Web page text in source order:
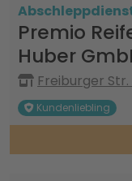
Premio
Huber
Freiburger
Kundenliebling